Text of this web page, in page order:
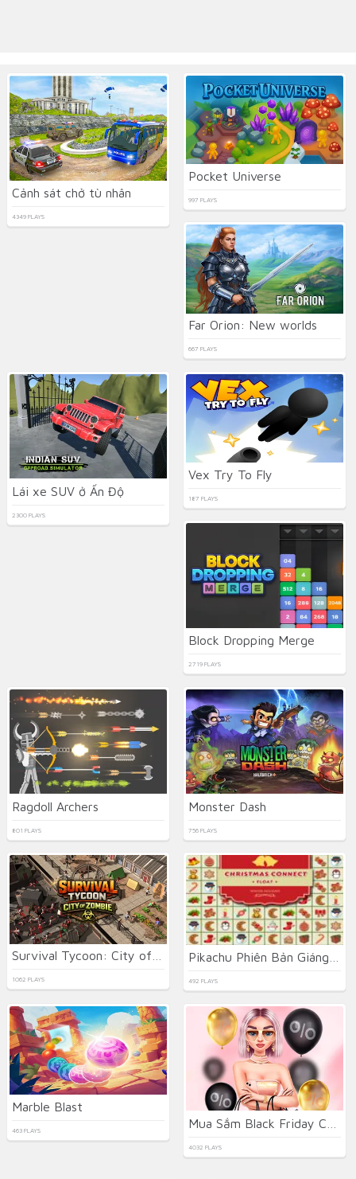
Cảnh sát chở tù nhân
4349 PLAYS
Pocket Universe
997 PLAYS
Far Orion: New worlds
667 PLAYS
Lái xe SUV ở Ấn Độ
2300 PLAYS
Vex Try To Fly
187 PLAYS
Block Dropping Merge
2719 PLAYS
Ragdoll Archers
801 PLAYS
Monster Dash
756 PLAYS
1062 PLAYS 492 PLAYS
Marble Blast
463 PLAYS
4032 PLAYS